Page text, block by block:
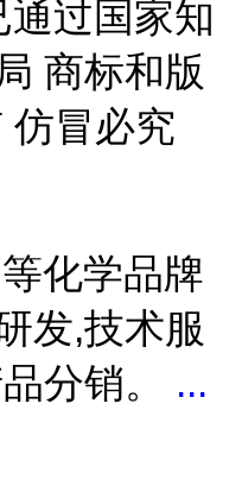
过国家知
商标和版
仿冒必究
化学品牌
发,技术服
分销。 ...